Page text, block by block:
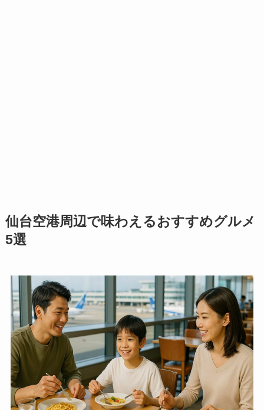
仙台空港周辺で味わえるおすすめグルメ
5選